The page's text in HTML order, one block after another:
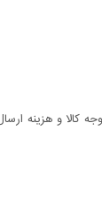
و هزینه